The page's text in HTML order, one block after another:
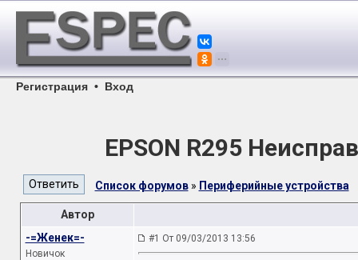
Регистрация • Вход
EPSON R295
Список форумов» Периферийные устройства
Автор
-=Женек=-
Новичок
#1 От 09/03/2013 13:56